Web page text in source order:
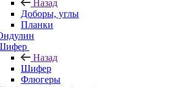
Назад
Доборы, углы
Планки
Назад
Шифер
Флюгеры